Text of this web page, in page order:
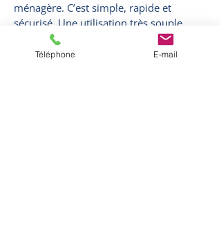
ménagère. C’est simple, rapide et
sécurisé. Une utilisation très souple
vous permet de décider de la fréquence
des nettoyages et des tâches à effectuer.
Téléphone E-mail